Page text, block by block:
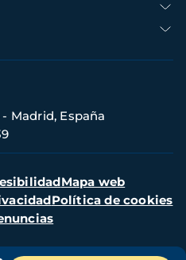
Madrid, España
Mapa web
Política de cookies